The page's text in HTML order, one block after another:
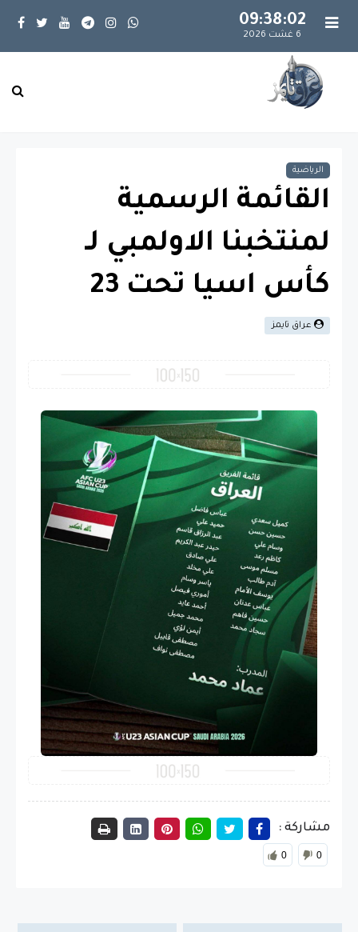
09:38:02
6 غشت 2026
الرياضية
القائمة الرسمية
لمنتخبنا الاولمبي لـ
كأس اسيا تحت 23
عراق تايمز
مشاركة :
0 0